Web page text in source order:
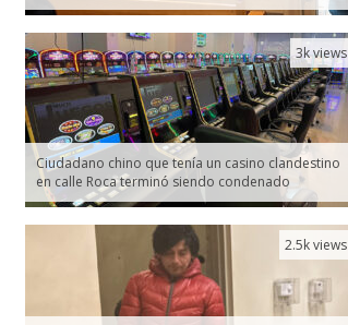
Ciudadano chino que tenía un casino clandestino
en calle Roca terminó siendo condenado
3k views
2.5k views